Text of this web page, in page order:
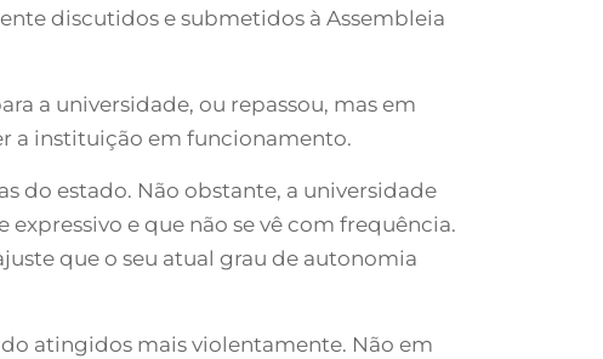
discutidos e submetidos à Assembleia
a universidade, ou repassou, mas em
a instituição em funcionamento.
do estado. Não obstante, a universidade
e que não se vê com frequência.
que o seu atual grau de autonomia
atingidos mais violentamente. Não em